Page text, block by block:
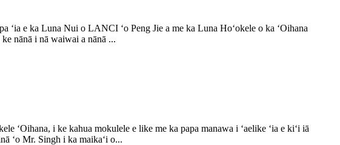
e ka Luna Nui o LANCI ʻo Peng Jie a me ka Luna Hoʻokele o ka ʻOihana
nānā i nā waiwai a nānā ...
ʻOihana, i ke kahua mokulele e like me ka papa manawa i ʻaelike ʻia e kiʻi iā
ʻo Mr. Singh i ka maikaʻi o...